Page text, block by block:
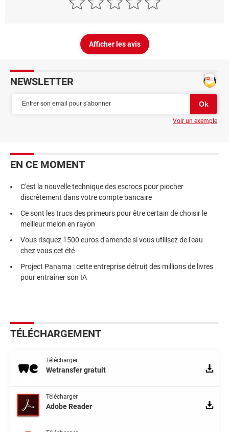
Afficher les avis
NEWSLETTER
Voir un exemple
EN CE MOMENT
C'est la nouvelle technique des escrocs pour piocher
discrètement dans votre compte bancaire
Ce sont les trucs des primeurs pour être certain de choisir le
meilleur melon en rayon
Vous risquez 1500 euros d'amende si vous utilisez de l'eau
chez vous cet été
Project Panama : cette entreprise détruit des millions de livres
pour entraîner son IA
TÉLÉCHARGEMENT
Télécharger
Wetransfer gratuit
Télécharger
Adobe Reader